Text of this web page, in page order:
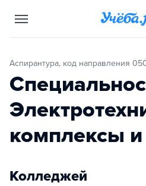
Аспирантура, код направления
комплексы
Колледжей